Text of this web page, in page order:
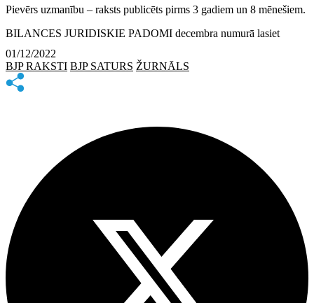
Pievērs uzmanību – raksts publicēts pirms 3 gadiem un 8 mēnešiem.
BILANCES JURIDISKIE PADOMI decembra numurā lasiet
01/12/2022
BJP RAKSTI BJP SATURS ŽURNĀLS